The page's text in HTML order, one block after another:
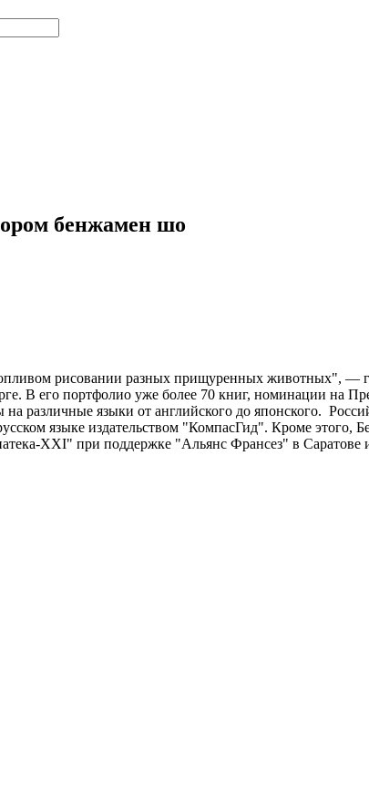
бенжамен шо
рисовании разных прищуренных животных", —
В его портфолио уже более 70 книг, номинации на
различные языки от английского до японского.
языке издательством "КомпасГид". Кроме этого,
XXI" при поддержке "Альянс Франсез" в Саратове